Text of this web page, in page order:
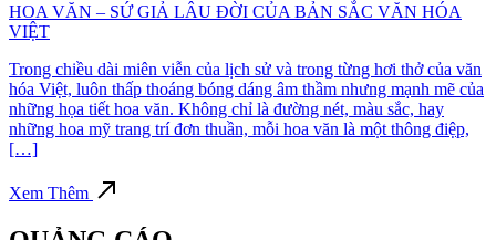
HOA VĂN – SỨ GIẢ LÂU ĐỜI CỦA BẢN SẮC VĂN HÓA
VIỆT
Trong chiều dài miên viễn của lịch sử và trong từng hơi thở của văn
hóa Việt, luôn thấp thoáng bóng dáng âm thầm nhưng mạnh mẽ của
những họa tiết hoa văn. Không chỉ là đường nét, màu sắc, hay
những hoa mỹ trang trí đơn thuần, mỗi hoa văn là một thông điệp,
[…]
Xem Thêm